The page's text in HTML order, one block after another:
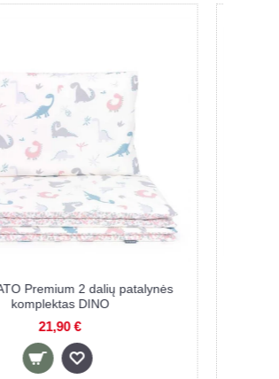
TATO 3 dalių patalynės komplektas
ŠIRDELĖS
33,50 €